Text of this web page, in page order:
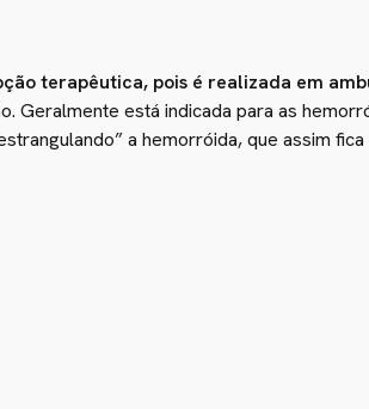
terapêutica, pois é realizada em
está indicada para as
a hemorróida, que assim